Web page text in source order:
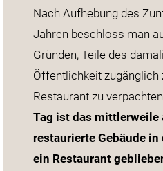
Nach Aufhebung des
Jahren beschloss man
Gründen, Teile des
Öffentlichkeit zugänglich
Restaurant zu
Tag ist das mittlerweile
restaurierte Gebäude
ein Restaurant